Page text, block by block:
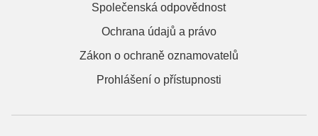
Společenská odpovědnost
Ochrana údajů a právo
Zákon o ochraně oznamovatelů
Prohlášení o přístupnosti